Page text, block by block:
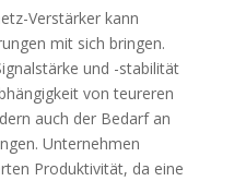
Verstärker kann
mit sich bringen.
und -stabilität
von teureren
auch der Bedarf an
Unternehmen
Produktivität, da eine